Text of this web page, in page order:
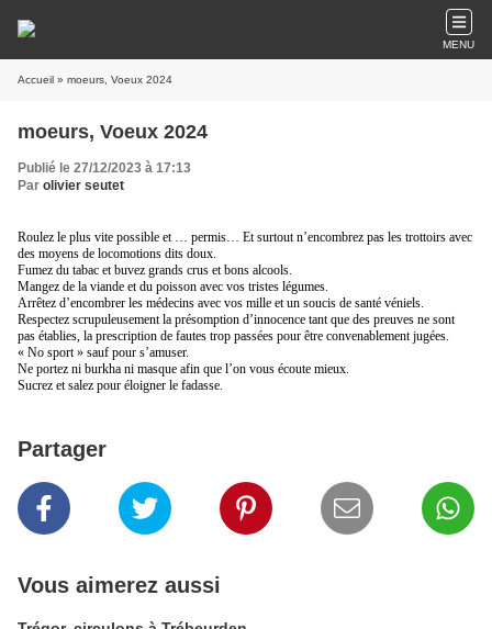
MENU
Accueil » moeurs, Voeux 2024
moeurs, Voeux 2024
Publié le 27/12/2023 à 17:13
Par olivier seutet
Roulez le plus vite possible et … permis… Et surtout n’encombrez pas les trottoirs avec
des moyens de locomotions dits doux.
Fumez du tabac et buvez grands crus et bons alcools.
Mangez de la viande et du poisson avec vos tristes légumes.
Arrêtez d’encombrer les médecins avec vos mille et un soucis de santé véniels.
Respectez scrupuleusement la présomption d’innocence tant que des preuves ne sont
pas établies, la prescription de fautes trop passées pour être convenablement jugées.
« No sport » sauf pour s’amuser.
Ne portez ni burkha ni masque afin que l’on vous écoute mieux.
Sucrez et salez pour éloigner le fadasse.
Partager
Vous aimerez aussi